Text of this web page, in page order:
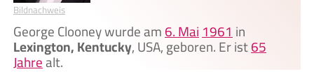
Bildnachweis
George Clooney wurde am6. Mai1961in
Lexington, Kentucky, USA, geboren. Er ist65
Jahrealt.